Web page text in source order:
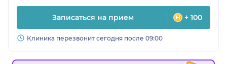
Записаться на прием + 100
Клиника перезвонит сегодня после 09:00